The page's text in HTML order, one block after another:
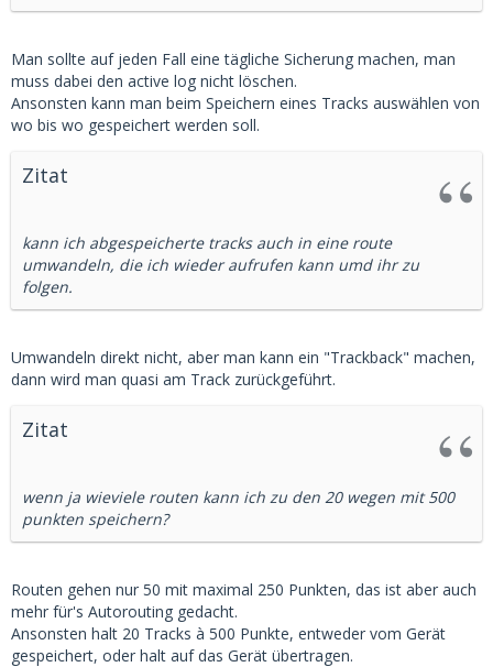
Man sollte auf jeden Fall eine tägliche Sicherung machen, man
muss dabei den active log nicht löschen.
Ansonsten kann man beim Speichern eines Tracks auswählen von
wo bis wo gespeichert werden soll.
Zitat
kann ich abgespeicherte tracks auch in eine route
umwandeln, die ich wieder aufrufen kann umd ihr zu
folgen.
Umwandeln direkt nicht, aber man kann ein "Trackback" machen,
dann wird man quasi am Track zurückgeführt.
Zitat
wenn ja wieviele routen kann ich zu den 20 wegen mit 500
punkten speichern?
Routen gehen nur 50 mit maximal 250 Punkten, das ist aber auch
mehr für's Autorouting gedacht.
Ansonsten halt 20 Tracks à 500 Punkte, entweder vom Gerät
gespeichert, oder halt auf das Gerät übertragen.